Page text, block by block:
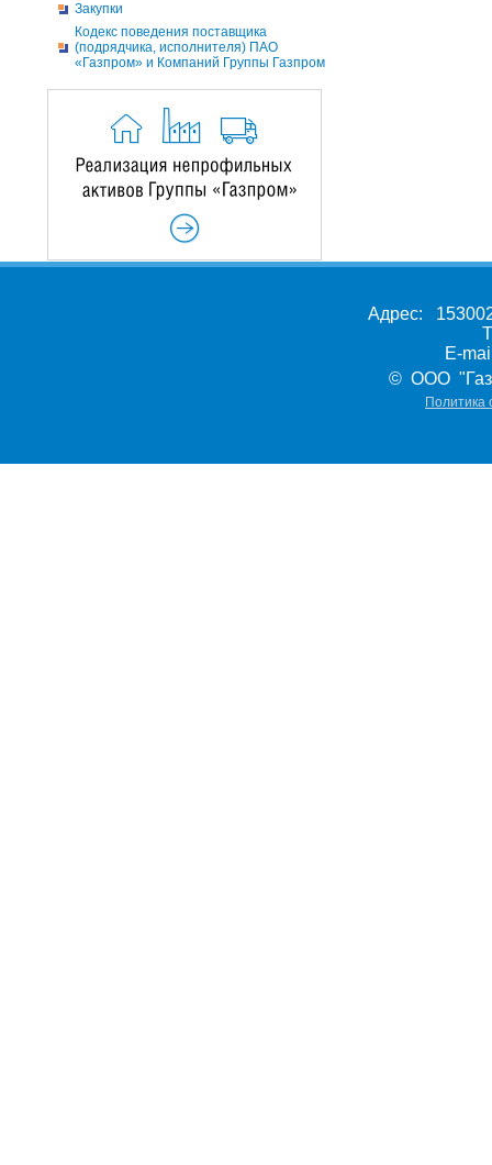
Закупки
Кодекс поведения поставщика
(подрядчика, исполнителя) ПАО
«Газпром» и Компаний Группы Газпром
Адрес:
E-
© ООО
Политика